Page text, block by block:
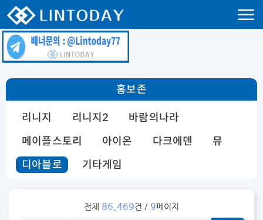
리니지 프리서버 홍보 및 프리서버 홍보 커뮤니티 사이트 린투데이 입니다.
홍보존
리니지 리니지2
바람의나라
메이플스토리
아이온 다크에덴
뮤
디아블로
기타게임
전체 86,469건 / 9페이지